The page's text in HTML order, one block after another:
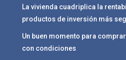
La vivienda cuadriplica la
productos de inversión más
Un buen momento para
con condiciones